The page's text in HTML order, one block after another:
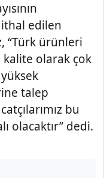
edilen
“Türk ürünleri
olarak çok
talep
bu
olacaktır” dedi.